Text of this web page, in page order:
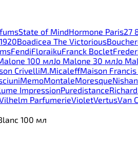
State of MindHormone Paris27
Boadicea The Victorious
FendiFloraikuFranck Boclet
100 млJo Malone 30 млJo
CrivelliM.MicaleffMaison
MemoMontaleMoresque
ImpressionPuredistance
ParfumerieVioletVertusVan
100 мл